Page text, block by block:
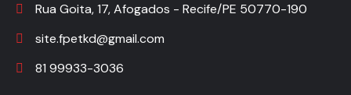
Rua Goita, 17, Afogados - Recife/PE 50770-190
site.fpetkd@gmail.com
81 99933-3036